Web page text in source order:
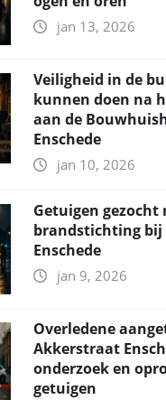
jan 13, 2026
Veiligheid in de
kunnen doen na
aan de
Enschede
jan 10, 2026
Getuigen gezocht
brandstichting bij
Enschede
jan 9, 2026
Overledene
Akkerstraat
onderzoek en
getuigen